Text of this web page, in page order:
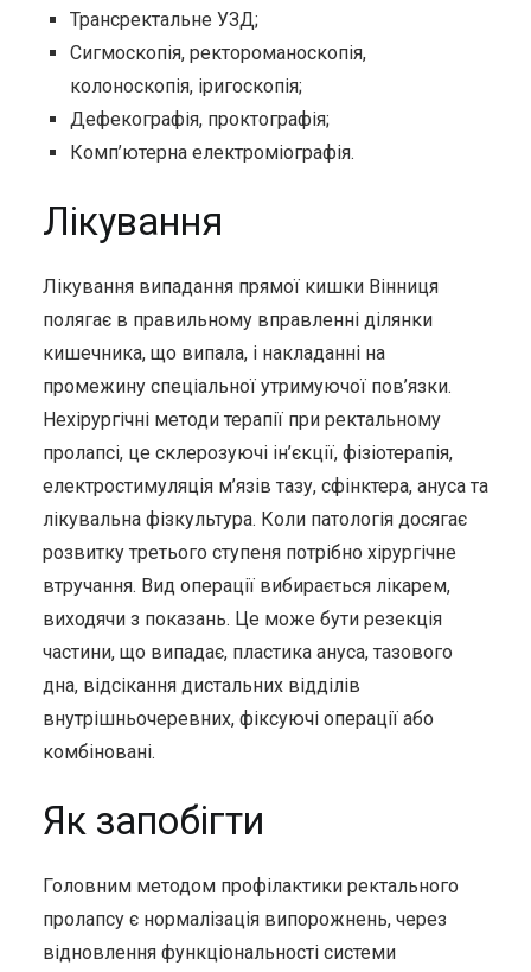
Трансректальне УЗД;
Сигмоскопія, ректороманоскопія,
колоноскопія, іригоскопія;
Дефекографія, проктографія;
Комп’ютерна електроміографія.
Лікування
Лікування випадання прямої кишки Вінниця
полягає в правильному вправленні ділянки
кишечника, що випала, і накладанні на
промежину спеціальної утримуючої пов’язки.
Нехірургічні методи терапії при ректальному
пролапсі, це склерозуючі ін’єкції, фізіотерапія,
електростимуляція м’язів тазу, сфінктера, ануса та
лікувальна фізкультура. Коли патологія досягає
розвитку третього ступеня потрібно хірургічне
втручання. Вид операції вибирається лікарем,
виходячи з показань. Це може бути резекція
частини, що випадає, пластика ануса, тазового
дна, відсікання дистальних відділів
внутрішньочеревних, фіксуючі операції або
комбіновані.
Як запобігти
Головним методом профілактики ректального
пролапсу є нормалізація випорожнень, через
відновлення функціональності системи